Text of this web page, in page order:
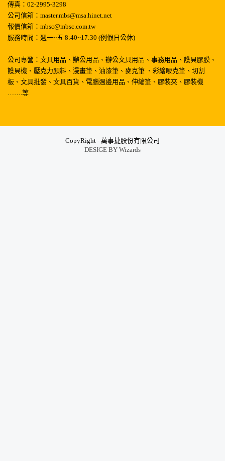
傳真：02-2995-3298
公司信箱：master.mbs@msa.hinet.net
報價信箱：mbsc@mbsc.com.tw
服務時間：週一~五 8:40~17:30 (例假日公休)
公司專營：文具用品、辦公用品、辦公文具用品、事務用品、護貝膠膜、
護貝機、壓克力顏料、漫畫筆、油漆筆、麥克筆 、彩繪嘜克筆、切割
板、文具批發、文具百貨、電腦週邊用品、伸縮筆、膠裝夾、膠裝機
…….等
CopyRight - 萬事捷股份有限公司
DESIGE BY Wizards